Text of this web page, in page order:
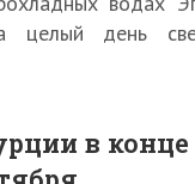
целый день
в конце